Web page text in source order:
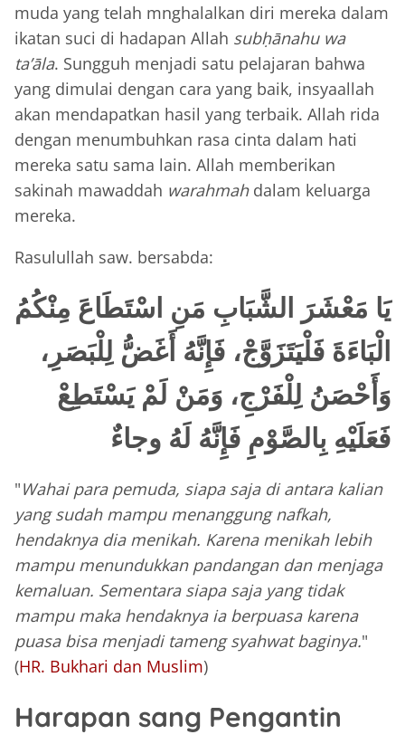
muda yang telah mnghalalkan diri mereka dalam
ikatan suci di hadapan Allah subḥānahu wa
ta’āla. Sungguh menjadi satu pelajaran bahwa
yang dimulai dengan cara yang baik, insyaallah
akan mendapatkan hasil yang terbaik. Allah rida
dengan menumbuhkan rasa cinta dalam hati
mereka satu sama lain. Allah memberikan
sakinah mawaddah warahmahdalam keluarga
mereka.
Rasulullah saw. bersabda:
يَا مَعْشَرَ الشَّبَابِ مَنِ اسْتَطَاعَ مِنْكُمُ
الْبَاءَةَ فَلْيَتَزَوَّجْ، فَإِنَّهُ أَغَضُّ لِلْبَصَرِ،
وَأَحْصَنُ لِلْفَرْجِ، وَمَنْ لَمْ يَسْتَطِعْ
فَعَلَيْهِ بِالصَّوْمِ فَإِنَّهُ لَهُ وجاءٌ
"Wahai para pemuda, siapa saja di antara kalian
yang sudah mampu menanggung nafkah,
hendaknya dia menikah. Karena menikah lebih
mampu menundukkan pandangan dan menjaga
kemaluan. Sementara siapa saja yang tidak
mampu maka hendaknya ia berpuasa karena
puasa bisa menjadi tameng syahwat baginya."
(HR. Bukhari dan Muslim)
Harapan sang Pengantin